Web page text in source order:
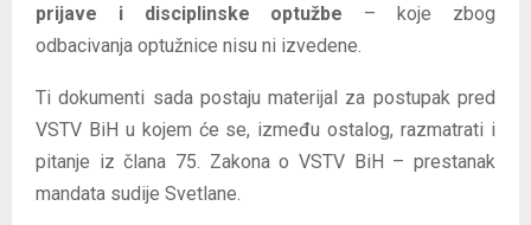
prijave i disciplinske optužbe – koje zbog
odbacivanja optužnice nisu ni izvedene.
Ti dokumenti sada postaju materijal za postupak pred
VSTV BiH u kojem će se, između ostalog, razmatrati i
pitanje iz člana 75. Zakona o VSTV BiH – prestanak
mandata sudije Svetlane.